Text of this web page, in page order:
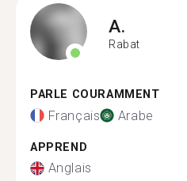
A.
Rabat
PARLE COURAMMENT
Français Arabe
APPREND
Anglais